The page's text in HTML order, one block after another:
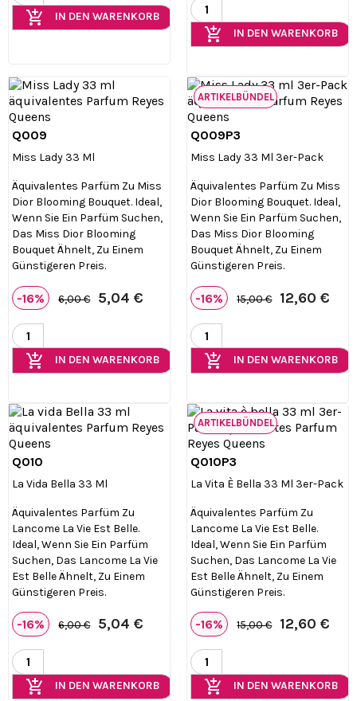
add_shopping_cart IN DEN WARENKORB
add_shopping_cart IN DEN WARENKORB
Q009
Miss Lady 33 Ml
Äquivalentes Parfüm Zu Miss
Dior Blooming Bouquet. Ideal,
Wenn Sie Ein Parfüm Suchen,
Das Miss Dior Blooming
Bouquet Ähnelt, Zu Einem
Günstigeren Preis.
-16% 6,00 € 5,04 €
add_shopping_cart IN DEN WARENKORB

Q009P3
Miss Lady 33 Ml 3er-Pack
Äquivalentes Parfüm Zu Miss
Dior Blooming Bouquet. Ideal,
Wenn Sie Ein Parfüm Suchen,
Das Miss Dior Blooming
Bouquet Ähnelt, Zu Einem
Günstigeren Preis.
-16% 15,00 € 12,60 €
add_shopping_cart IN DEN WARENKORB
ARTIKELBÜNDEL
Q010
La Vida Bella 33 Ml
Äquivalentes Parfüm Zu
Lancome La Vie Est Belle.
Ideal, Wenn Sie Ein Parfüm
Suchen, Das Lancome La Vie
Est Belle Ähnelt, Zu Einem
Günstigeren Preis.
-16% 6,00 € 5,04 €
add_shopping_cart IN DEN WARENKORB

Q010P3
La Vita È Bella 33 Ml 3er-Pack
Äquivalentes Parfüm Zu
Lancome La Vie Est Belle.
Ideal, Wenn Sie Ein Parfüm
Suchen, Das Lancome La Vie
Est Belle Ähnelt, Zu Einem
Günstigeren Preis.
-16% 15,00 € 12,60 €
add_shopping_cart IN DEN WARENKORB
ARTIKELBÜNDEL